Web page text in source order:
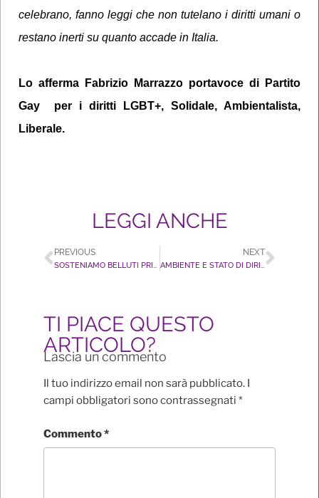
celebrano, fanno leggi che non tutelano i diritti umani o
restano inerti su quanto accade in Italia.
Lo afferma Fabrizio Marrazzo portavoce di Partito
Gay per i diritti LGBT+, Solidale, Ambientalista,
Liberale.
LEGGI ANCHE
PREVIOUS NEXT
TI PIACE QUESTO
ARTICOLO?
Lascia un commento
Il tuo indirizzo email non sarà pubblicato. I
campi obbligatori sono contrassegnati *
Commento*